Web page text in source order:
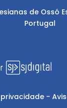
de Ossó
Portugal
-